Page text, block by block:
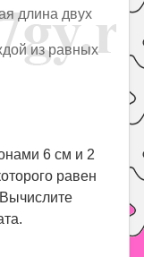
длина двух
из равных
6 см и 2
равен